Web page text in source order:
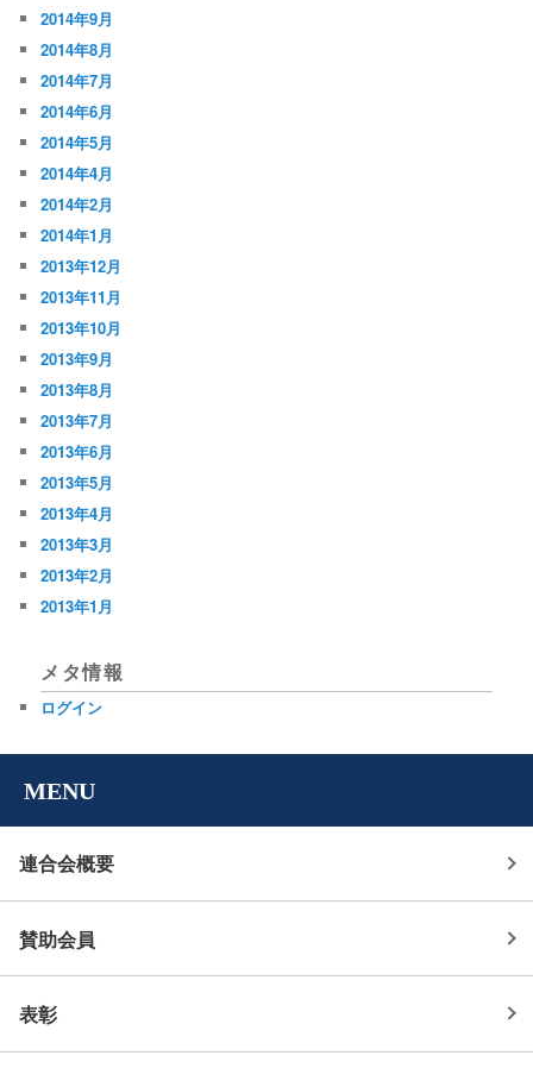
2014年9月
2014年8月
2014年7月
2014年6月
2014年5月
2014年4月
2014年2月
2014年1月
2013年12月
2013年11月
2013年10月
2013年9月
2013年8月
2013年7月
2013年6月
2013年5月
2013年4月
2013年3月
2013年2月
2013年1月
メタ情報
ログイン
MENU
連合会概要
賛助会員
表彰